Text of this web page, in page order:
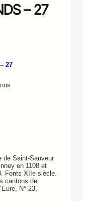
– 27
27
de Saint-Sauveur
en 1108 et
Fonts XIIe siècle.
cantons de
N° 23,